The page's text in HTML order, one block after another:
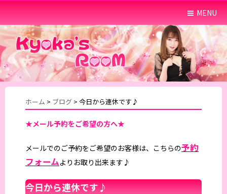
MENU
ホーム > ブログ > 今日から連休です♪
★メール予約をご希望の方へ★
メールでのご予約をご希望のお客様は、こちらの予約
フォームよりお取り出来ます♪
今日から連休です♪